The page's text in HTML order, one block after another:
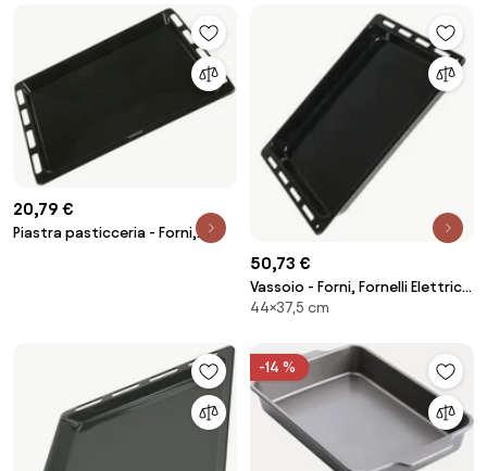
2950773662894730028
20,79 €
Piastra pasticceria - Forni,
50,73 €
Vassoio - Forni, Fornelli Elettrici
e a Gas Candy 325712
44×37,5 cm
-14 %